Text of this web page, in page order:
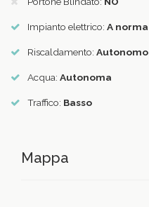
Impianto elettrico: A norma
Riscaldamento: Autonomo
Acqua: Autonoma
Traffico: Basso
Mappa